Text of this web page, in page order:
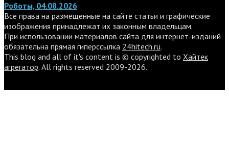
Роботы, 04.08.2026
Все права на размещенные на сайте статьи и графические
изображения принадлежат их законным владельцам.
При использовании материалов сайта для интернет-изданий
обязательна прямая гиперссылка 24hitech.ru.
This blog and all of it's content is © copyrighted to Хайтек
агрегатор. All rights reserved 2009-2026.